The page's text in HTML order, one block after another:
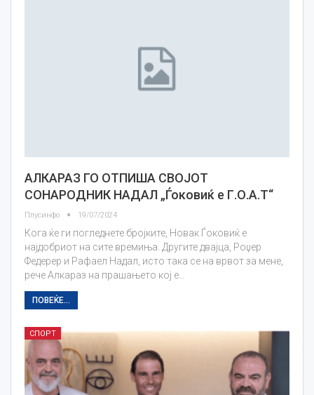
АЛКАРАЗ ГО ОТПИША СВОЈОТ
СОНАРОДНИК НАДАЛ „Ѓоковиќ е Г.О.А.Т“
Плусинфо 19/07/2024
Кога ќе ги погледнете бројките, Новак Ѓоковиќ е
најдобриот на сите времиња. Другите двајца, Роџер
Федерер и Рафаел Надал, исто така се на врвот за мене,
рече Алкараз на прашањето кој е…
ПОВЕЌЕ...
СПОРТ